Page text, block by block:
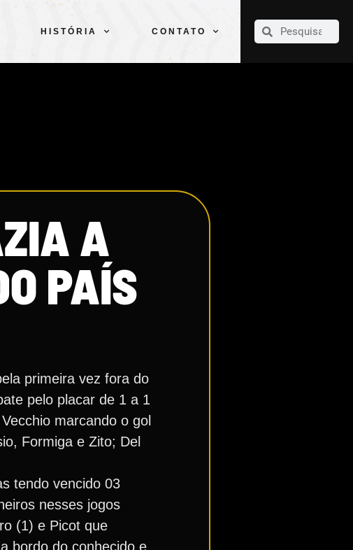
HISTÓRIA CONTATO
CLUBE
A
PAÍS
primeira vez fora do
pelo placar de 1 a 1
marcando o gol
Formiga e Zito; Del
tendo vencido 03
nesses jogos
(1) e Picot que
bordo do conhecido e